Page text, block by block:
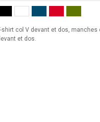
shirt col V devant et dos, manches
et dos.